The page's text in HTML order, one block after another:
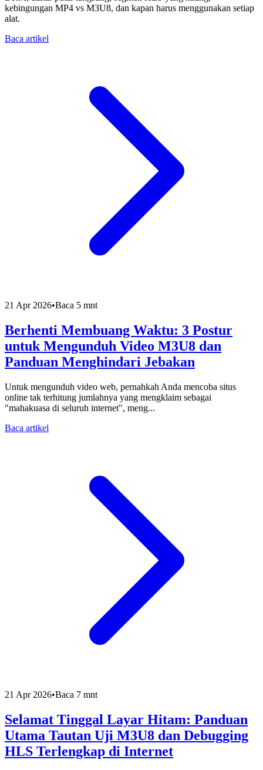
kebingungan MP4 vs M3U8, dan kapan harus menggunakan setiap
alat.
Baca artikel
21 Apr 2026•Baca 5 mnt
Berhenti Membuang Waktu: 3 Postur
untuk Mengunduh Video M3U8 dan
Panduan Menghindari Jebakan
Untuk mengunduh video web, pernahkah Anda mencoba situs
online tak terhitung jumlahnya yang mengklaim sebagai
"mahakuasa di seluruh internet", meng...
Baca artikel
21 Apr 2026•Baca 7 mnt
Selamat Tinggal Layar Hitam: Panduan
Utama Tautan Uji M3U8 dan Debugging
HLS Terlengkap di Internet